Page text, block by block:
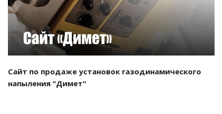
Сайт по продаже установок газодинамического
напыления "Димет"